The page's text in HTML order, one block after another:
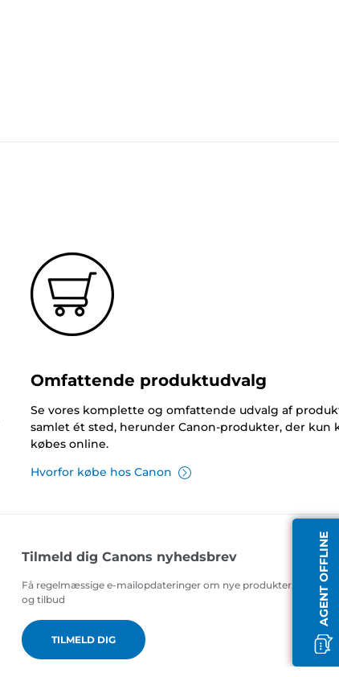
AGENT OFFLINE
Omfattende produktudvalg
Se vores komplette og omfattende udvalg af
samlet ét sted, herunder Canon-produkter, der kun
købes online.
Hvorfor købe hos Canon
Tilmeld dig Canons nyhedsbrev
Få regelmæssige e-mailopdateringer om nye produkter, nyttige
og tilbud
TILMELD DIG